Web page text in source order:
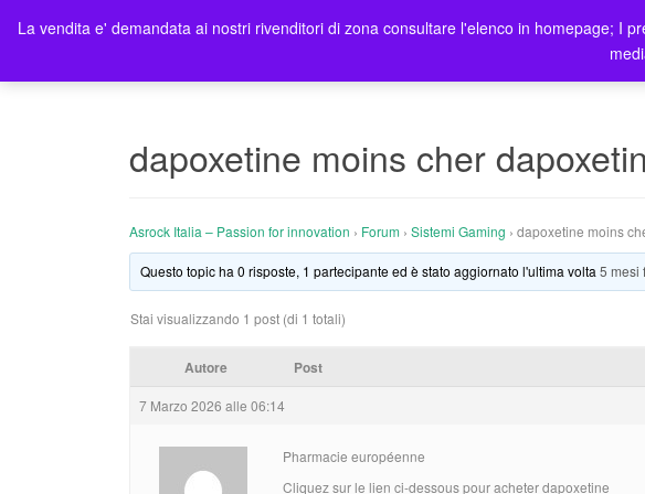
Home Prodotti
dapoxetine moins cher
Asrock Italia – Passion for innovation › Forum › Sistemi Gaming › dapoxetine moins
Questo topic ha 0 risposte, 1 partecipante ed è stato aggiornato l'ultima volta5 mesi
Stai visualizzando 1 post (di 1 totali)
Autore Post
7 Marzo 2026 alle 06:14
Pharmacie européenne
Cliquez sur le lien ci-dessous pour acheter dapoxetine
La vendita e' demandata ai nostri rivenditori di zona consultare l'elenco in homepage; I